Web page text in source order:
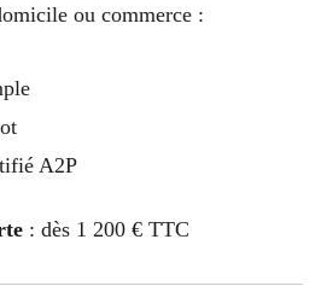
ou commerce :
A2P
: dès 1 200 € TTC